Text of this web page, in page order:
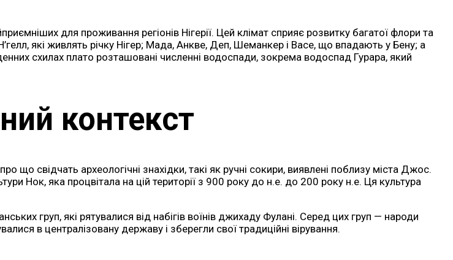
для проживання регіонів Нігерії. Цей клімат сприяє розвитку багатої флори та
які живлять річку Нігер; Мада, Анкве, Деп, Шеманкер і Васе, що впадають у Бену; а
схилах плато розташовані численні водоспади, зокрема водоспад Гурара, який
контекст
що свідчать археологічні знахідки, такі як ручні сокири, виявлені поблизу міста Джос.
Нок, яка процвітала на цій території з 900 року до н.е. до 200 року н.е. Ця культура
груп, які рятувалися від набігів воїнів джихаду Фулані. Серед цих груп — народи
в централізовану державу і зберегли свої традиційні вірування.